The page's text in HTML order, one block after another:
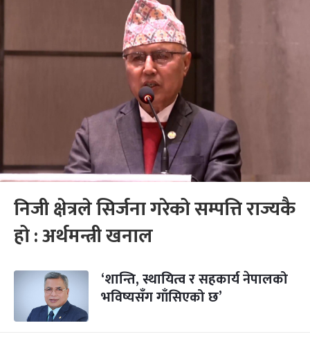
निजी क्षेत्रले सिर्जना गरेको सम्पत्ति राज्यकै
हो : अर्थमन्त्री खनाल
‘शान्ति, स्थायित्व र सहकार्य नेपालको
भविष्यसँग गाँसिएको छ’